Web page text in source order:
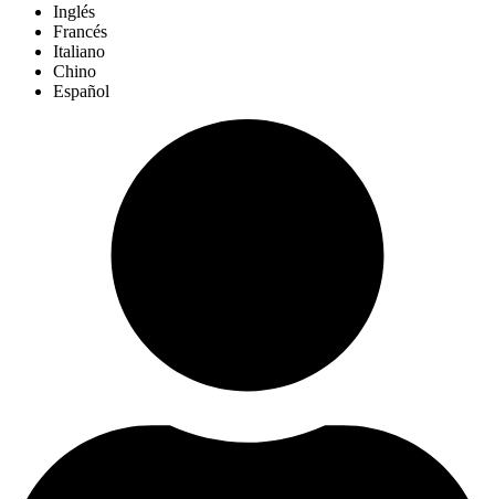
Inglés
Francés
Italiano
Chino
Español